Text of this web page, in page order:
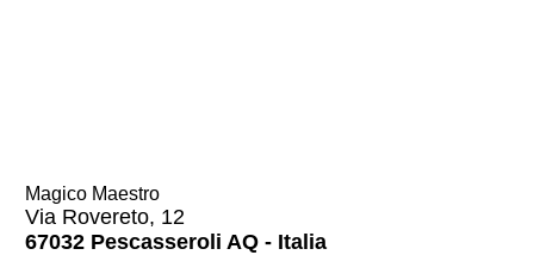
Magico Maestro
Via Rovereto, 12
67032 Pescasseroli AQ - Italia